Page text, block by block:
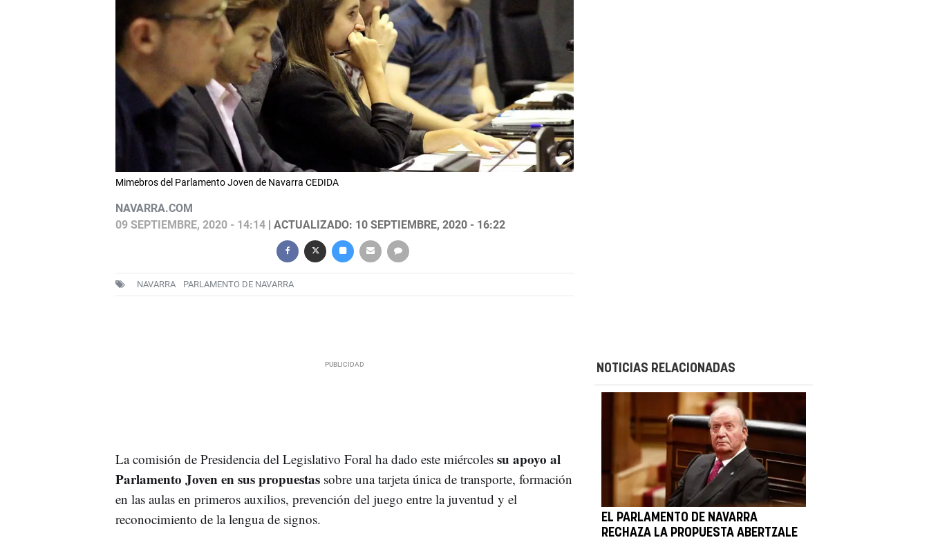
Mimebros del Parlamento Joven de Navarra CEDIDA
NAVARRA.COM
09 SEPTIEMBRE, 2020 - 14:14| ACTUALIZADO: 10 SEPTIEMBRE, 2020 - 16:22
NAVARRA PARLAMENTO DE NAVARRA
La comisión de Presidencia del Legislativo Foral ha dado este miércolessu apoyo al
Parlamento Joven en sus propuestassobre una tarjeta única de transporte, formación
en las aulas en primeros auxilios, prevención del juego entre la juventud y el
reconocimiento de la lengua de signos.
NOTICIAS RELACIONADAS
EL PARLAMENTO DE NAVARRA
RECHAZA LA PROPUESTA ABERTZALE